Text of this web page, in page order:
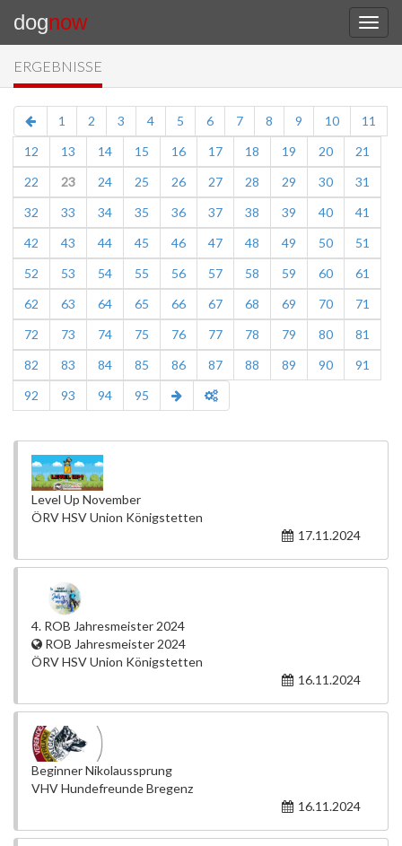
dognow
ERGEBNISSE
1 2 3 4 5 6 7 8 9 10
11
12
13 14 15 16 17 18 19 20
21
22
23 24 25 26 27 28 29 30
31
32
33 34 35 36 37 38 39 40
41
42
43 44 45 46 47 48 49 50
51
52
53 54 55 56 57 58 59 60
61
62
63 64 65 66 67 68 69 70
71
72
73 74 75 76 77 78 79 80
81
82
83 84 85 86 87 88 89 90
91
92
93 94 95
Level Up November
ÖRV HSV Union Königstetten
17.11.2024
4. ROB Jahresmeister 2024
ROB Jahresmeister 2024
ÖRV HSV Union Königstetten
16.11.2024
Beginner Nikolaussprung
VHV Hundefreunde Bregenz
16.11.2024